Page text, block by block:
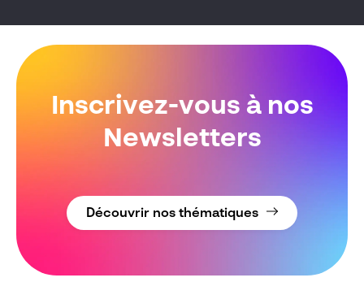
Inscrivez-vous à nos
Newsletters
Découvrir nos thématiques